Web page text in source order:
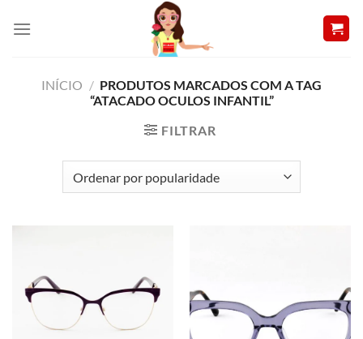
INÍCIO / PRODUTOS MARCADOS COM A TAG
“ATACADO OCULOS INFANTIL”
FILTRAR